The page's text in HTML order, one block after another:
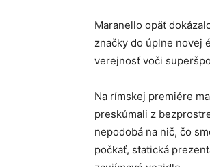
Maranello opäť
značky do úplne novej
verejnosť voči
Na rímskej premiére
preskúmali z
nepodobá na nič, čo
počkať, statická